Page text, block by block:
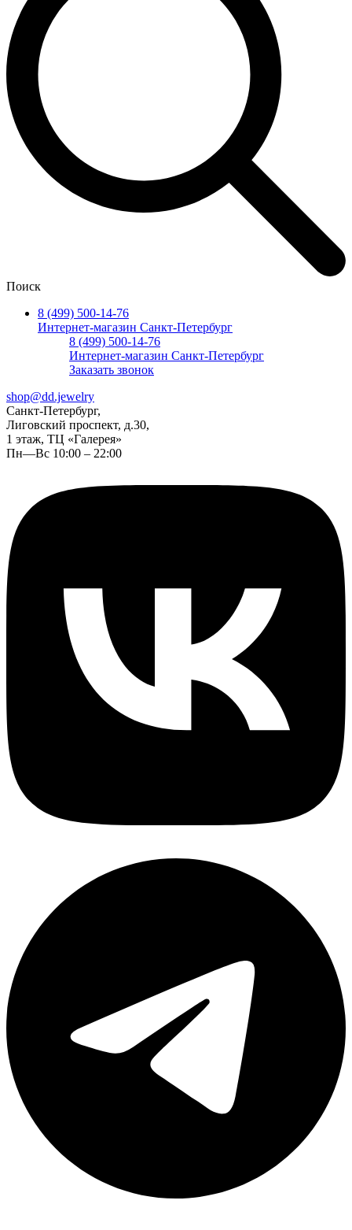
Поиск
8 (499) 500-14-76
Интернет-магазин Санкт-Петербург
8 (499) 500-14-76
Интернет-магазин Санкт-Петербург
Заказать звонок
shop@dd.jewelry
Санкт-Петербург,
Лиговский проспект, д.30,
1 этаж, ТЦ «Галерея»
Пн—Вс 10:00 – 22:00